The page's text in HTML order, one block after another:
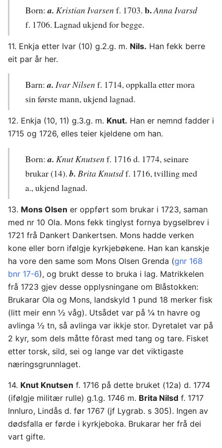
Born:a. Kristian Ivarsen f. 1703. b.Anna Ivarsd
f. 1706. Lagnad ukjend for begge.
11. Enkja etter Ivar (10) g.2.g. m. Nils. Han fekk berre
eit par år her.
Barn:a. Ivar Nilsen f. 1714, oppkalla etter mora
sin første mann, ukjend lagnad.
12. Enkja (10, 11) g.3.g. m. Knut. Han er nemnd fadder i
1715 og 1726, elles teier kjeldene om han.
Born:a. Knut Knutsen f. 1716 d. 1774, seinare
brukar (14).b. Brita Knutsdf. 1716, tvilling med
a., ukjend lagnad.
13. Mons Olsen er oppført som brukar i 1723, saman
med nr 10 Ola. Mons fekk tinglyst fornya bygselbrev i
1721 frå Dankert Dankertsen. Mons hadde verken
kone eller born ifølgje kyrkjebøkene. Han kan kanskje
ha vore den same som Mons Olsen Grenda (gnr 168
bnr 17-6), og brukt desse to bruka i lag. Matrikkelen
frå 1723 gjev desse opplysningane om Blåstokken:
Brukarar Ola og Mons, landskyld 1 pund 18 merker fisk
(litt meir enn ½ våg). Utsådet var på ¼ tn havre og
avlinga ½ tn, så avlinga var ikkje stor. Dyretalet var på
2 kyr, som dels måtte fôrast med tang og tare. Fisket
etter torsk, sild, sei og lange var det viktigaste
næringsgrunnlaget.
14. Knut Knutsen f. 1716 på dette bruket (12a) d. 1774
(ifølgje militær rulle) g.1.g. 1746 m. Brita Nilsd f. 1717
Innluro, Lindås d. før 1767 (jf Lygrab. s 305). Ingen av
dødsfalla er førde i kyrkjeboka. Brukarar her frå dei
vart gifte.